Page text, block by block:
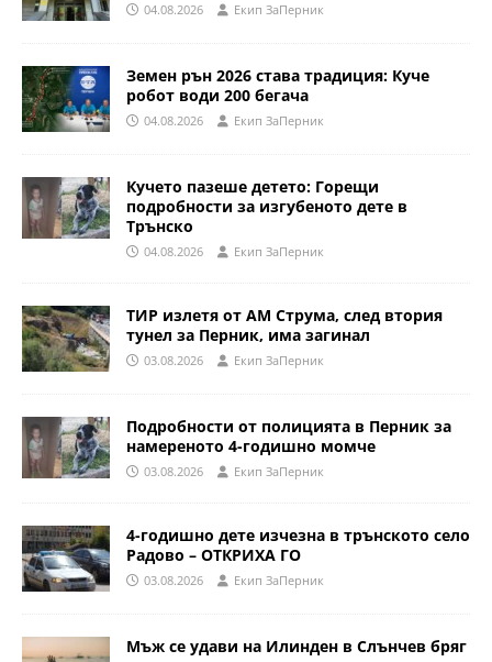
04.08.2026 Eкип ЗаПерник
Земен рън 2026 става традиция: Куче
робот води 200 бегача
04.08.2026 Eкип ЗаПерник
Кучето пазеше детето: Горещи
подробности за изгубеното дете в
Трънско
04.08.2026 Eкип ЗаПерник
ТИР излетя от АМ Струма, след втория
тунел за Перник, има загинал
03.08.2026 Eкип ЗаПерник
Подробности от полицията в Перник за
намереното 4-годишно момче
03.08.2026 Eкип ЗаПерник
4-годишно дете изчезна в трънското село
Радово – ОТКРИХА ГО
03.08.2026 Eкип ЗаПерник
Мъж се удави на Илинден в Слънчев бряг